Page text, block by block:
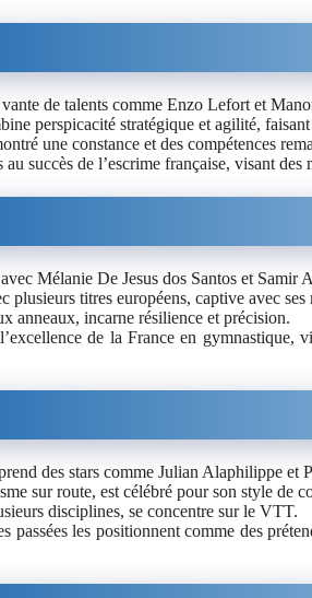
vante de talents comme Enzo Lefort et
perspicacité stratégique et agilité,
une constance et des compétences
au succès de l’escrime française, visant
Mélanie De Jesus dos Santos et Samir
plusieurs titres européens, captive avec
anneaux, incarne résilience et précision.
de la France en
des stars comme Julian Alaphilippe et
sur route, est célébré pour son style de
disciplines, se concentre sur le VTT.
passées les positionnent comme des